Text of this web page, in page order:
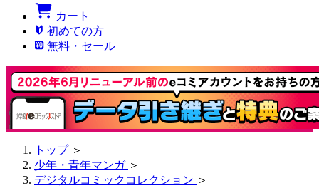
カート
初めての方
無料・セール
トップ ＞
少年・青年マンガ ＞
デジタルコミックコレクション ＞